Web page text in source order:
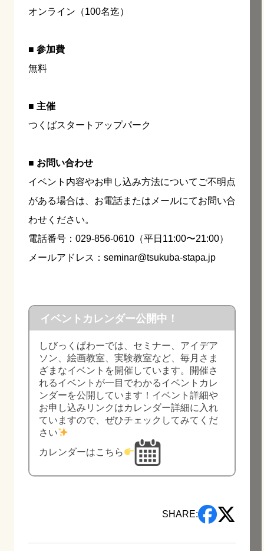
オンライン（100名迄）
■ 参加費
無料
■ 主催
つくばスタートアップパーク
■ お問い合わせ
イベント内容やお申し込み方法についてご不明点
がある場合は、お電話またはメールにてお問い合
わせください。
電話番号：029-856-0610（平日11:00〜21:00）
メールアドレス：seminar@tsukuba-stapa.jp
イベントカレンダー公開中！
しびっくぱわーでは、セミナー、アイデア
ソン、絵画教室、実験教室など、毎月さま
ざまなイベントを開催しています。開催さ
れるイベントが一目でわかるイベントカレ
ンダーを公開しています！イベント詳細や
お申し込みリンクはカレンダー詳細に入れ
ていますので、ぜひチェックしてみてくだ
さい
カレンダーはこちら
SHARE: